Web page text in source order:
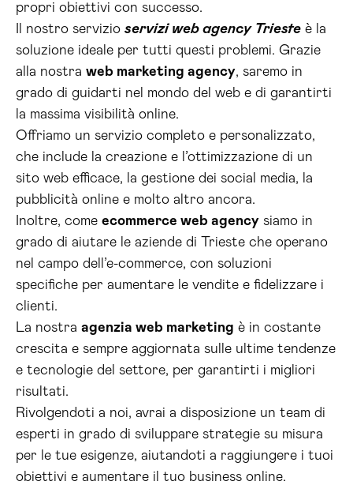
propri obiettivi con successo.
Il nostro servizio servizi web agency Trieste è la
soluzione ideale per tutti questi problemi. Grazie
alla nostra web marketing agency, saremo in
grado di guidarti nel mondo del web e di garantirti
la massima visibilità online.
Offriamo un servizio completo e personalizzato,
che include la creazione e l’ottimizzazione di un
sito web efficace, la gestione dei social media, la
pubblicità online e molto altro ancora.
Inoltre, come ecommerce web agency siamo in
grado di aiutare le aziende di Trieste che operano
nel campo dell’e-commerce, con soluzioni
specifiche per aumentare le vendite e fidelizzare i
clienti.
La nostra agenzia web marketing è in costante
crescita e sempre aggiornata sulle ultime tendenze
e tecnologie del settore, per garantirti i migliori
risultati.
Rivolgendoti a noi, avrai a disposizione un team di
esperti in grado di sviluppare strategie su misura
per le tue esigenze, aiutandoti a raggiungere i tuoi
obiettivi e aumentare il tuo business online.